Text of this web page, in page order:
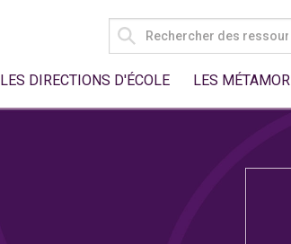
SEARCH
FOR:
LES DIRECTIONS D'ÉCOLE LES